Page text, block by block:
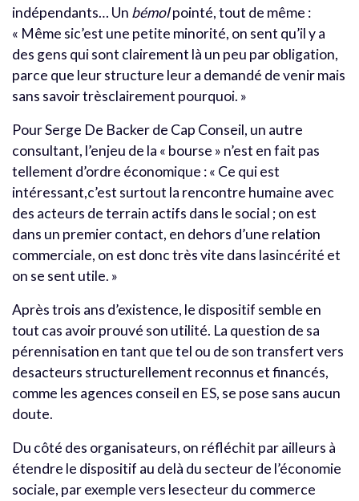
indépendants… Un bémolpointé, tout de même :
« Même sic’est une petite minorité, on sent qu’il y a
des gens qui sont clairement là un peu par obligation,
parce que leur structure leur a demandé de venir mais
sans savoir trèsclairement pourquoi. »
Pour Serge De Backer de Cap Conseil, un autre
consultant, l’enjeu de la « bourse » n’est en fait pas
tellement d’ordre économique : « Ce qui est
intéressant,c’est surtout la rencontre humaine avec
des acteurs de terrain actifs dans le social ; on est
dans un premier contact, en dehors d’une relation
commerciale, on est donc très vite dans lasincérité et
on se sent utile. »
Après trois ans d’existence, le dispositif semble en
tout cas avoir prouvé son utilité. La question de sa
pérennisation en tant que tel ou de son transfert vers
desacteurs structurellement reconnus et financés,
comme les agences conseil en ES, se pose sans aucun
doute.
Du côté des organisateurs, on réfléchit par ailleurs à
étendre le dispositif au delà du secteur de l’économie
sociale, par exemple vers lesecteur du commerce